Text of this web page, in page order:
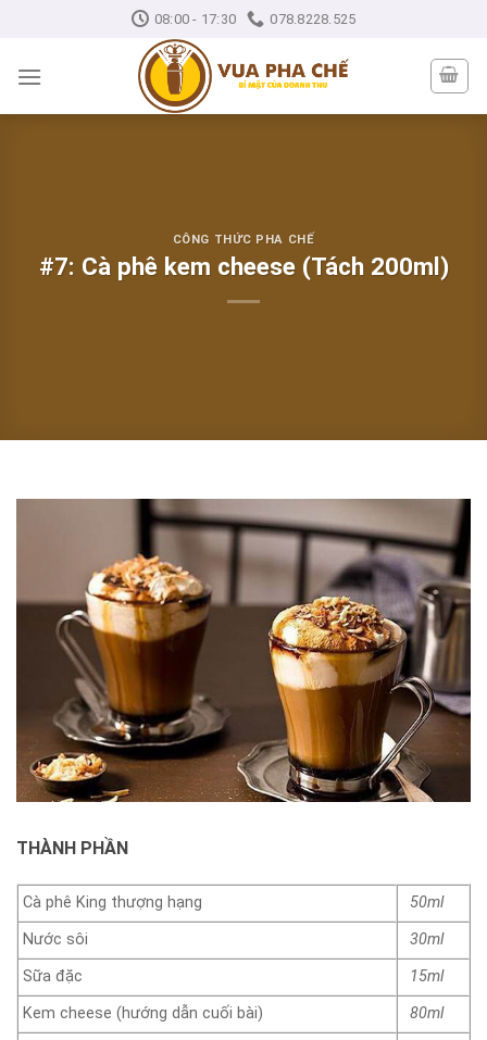
content
08:00 - 17:30 078.8228.525
CÔNG THỨC PHA CHẾ
#7: Cà phê kem cheese (Tách 200ml)
THÀNH PHẦN
Cà phê King thượng hạng
50ml
Nước sôi
30ml
Sữa đặc
15ml
Kem cheese (hướng dẫn cuối bài)
80ml